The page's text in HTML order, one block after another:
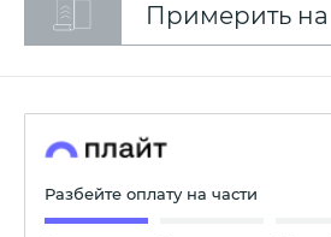
Примерить
Разбейте оплату на части